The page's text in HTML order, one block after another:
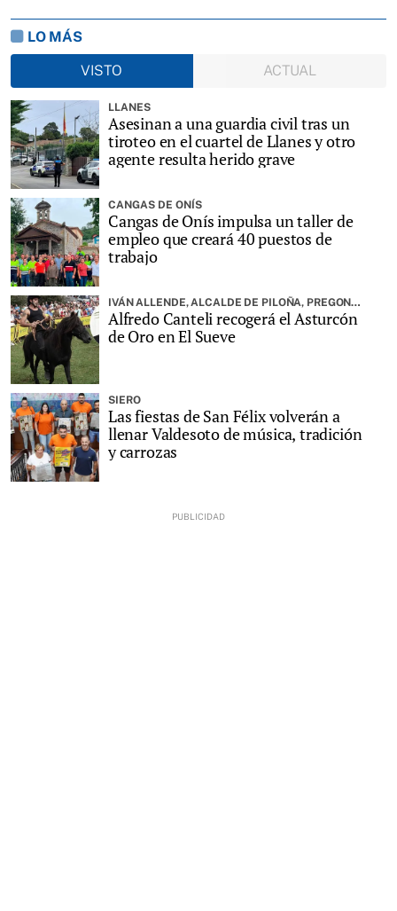
LO MÁS
VISTO
ACTUAL
LLANES
Asesinan a una guardia civil tras un
tiroteo en el cuartel de Llanes y otro
agente resulta herido grave
CANGAS DE ONÍS
Cangas de Onís impulsa un taller de
empleo que creará 40 puestos de
trabajo
IVÁN ALLENDE, ALCALDE DE PILOÑA, PREGONARÁ LA FIESTA
Alfredo Canteli recogerá el Asturcón
de Oro en El Sueve
SIERO
Las fiestas de San Félix volverán a
llenar Valdesoto de música, tradición
y carrozas